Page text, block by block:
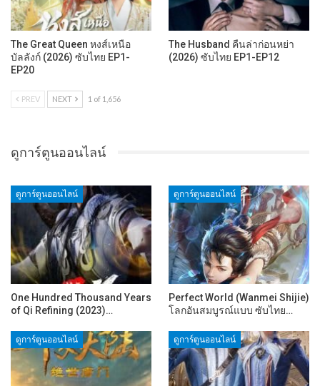
The Great Queen หงส์เหนือ
บัลลังก์ (2026) ซับไทย EP1-
EP20
The Husband คืนล่าก่อนหย่า
(2026) ซับไทย EP1-EP12
PREV NEXT 1 of 1,656
ดูการ์ตูนออนไลน์
ดูการ์ตูนออนไลน์
One Hundred Thousand Years
of Qi Refining (2023)…
ดูการ์ตูนออนไลน์
Perfect World (Wanmei Shijie)
โลกอันสมบูรณ์แบบ ซับไทย…
ดูการ์ตูนออนไลน์ ดูการ์ตูนออนไลน์